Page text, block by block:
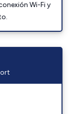
Wi-Fi y